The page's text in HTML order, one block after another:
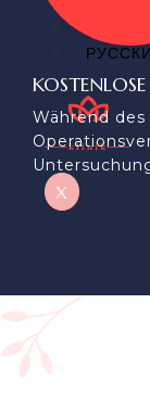
X
Während